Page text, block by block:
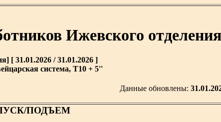
Ижевского
[ 31.01.2026 / 31.01.2026 ]
система, T10 + 5''
Данные обновлены:
ПОДЪЕМ